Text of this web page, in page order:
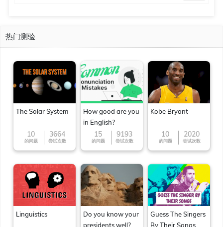
热门测验
The Solar System
10
的问题
3664
尝试次数
How good are you
in English?
15
的问题
9193
尝试次数
Kobe Bryant
10
的问题
2020
尝试次数
Linguistics
Do you know your
presidents well?
Guess The Singers
By Their Songs